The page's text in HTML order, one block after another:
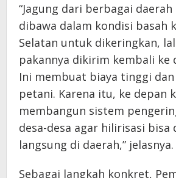
“Jagung dari berbagai
dibawa dalam kondisi basah
Selatan untuk dikeringkan,
pakannya dikirim kembali ke
Ini membuat biaya tinggi
petani. Karena itu, ke depan
membangun sistem
desa-desa agar hilirisasi bisa
langsung di daerah,” jelasnya.
Sebagai langkah konkret,